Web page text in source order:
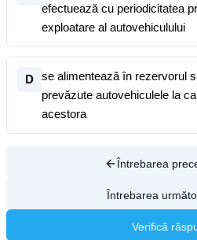
efectuează cu periodicitatea
exploatare al autovehiculului
D
se alimentează în rezervorul
prevăzute autovehiculele la
acestora
Întrebarea
Întrebarea
Verifică